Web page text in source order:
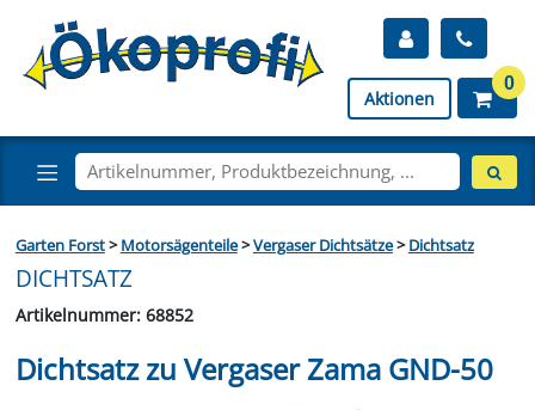
Aktionen
0
Garten Forst>Motorsägenteile>Vergaser Dichtsätze>Dichtsatz
DICHTSATZ
Artikelnummer: 68852
Dichtsatz zu Vergaser Zama GND-50